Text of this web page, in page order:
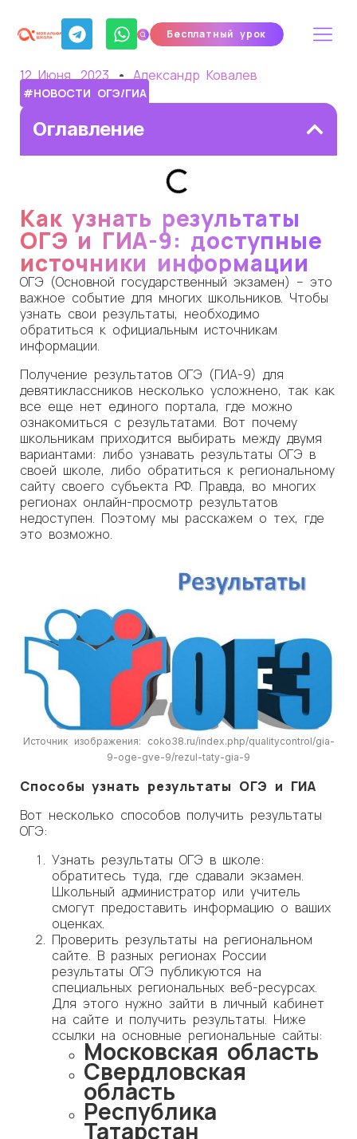
Бесплатный урок
12 Июня, 2023 Александр Ковалев
#НОВОСТИ ОГЭ/ГИА
Оглавление
Как узнать результаты
ОГЭ и ГИА-9: доступные
источники информации
ОГЭ (Основной государственный экзамен) – это
важное событие для многих школьников. Чтобы
узнать свои результаты, необходимо
обратиться к официальным источникам
информации.
Получение результатов ОГЭ (ГИА-9) для
девятиклассников несколько усложнено, так как
все еще нет единого портала, где можно
ознакомиться с результатами. Вот почему
школьникам приходится выбирать между двумя
вариантами: либо узнавать результаты ОГЭ в
своей школе, либо обратиться к региональному
сайту своего субъекта РФ. Правда, во многих
регионах онлайн-просмотр результатов
недоступен. Поэтому мы расскажем о тех, где
это возможно.
Источник изображения: coko38.ru/index.php/qualitycontrol/gia-
9-oge-gve-9/rezul-taty-gia-9
Способы узнать результаты ОГЭ и ГИА
Вот несколько способов получить результаты
ОГЭ:
Узнать результаты ОГЭ в школе:
обратитесь туда, где сдавали экзамен.
Школьный администратор или учитель
смогут предоставить информацию о ваших
оценках.
Проверить результаты на региональном
сайте. В разных регионах России
результаты ОГЭ публикуются на
специальных региональных веб-ресурсах.
Для этого нужно зайти в личный кабинет
на сайте и получить результаты. Ниже
ссылки на основные региональные сайты:
Московская область
Свердловская
область
Республика
Татарстан